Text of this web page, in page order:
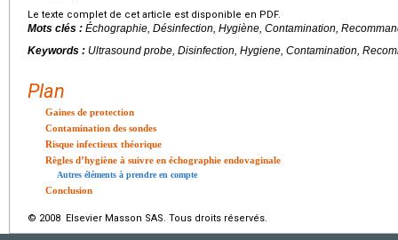
Le texte complet de cet article est disponible en PDF.
Mots clés : Échographie, Désinfection, Hygiène, Contamination,
Keywords : Ultrasound probe, Disinfection, Hygiene, Contamination,
Plan
Gaines de protection
Contamination des sondes
Risque infectieux théorique
Règles d’hygiène à suivre en échographie endovaginale
Autres éléments à prendre en compte
Conclusion
© 2008 Elsevier Masson SAS. Tous droits réservés.